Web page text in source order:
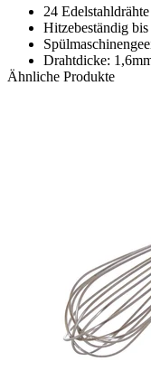
24 Edelstahldrähte
Hitzebeständig bis
Drahtdicke:
Ähnliche Produkte